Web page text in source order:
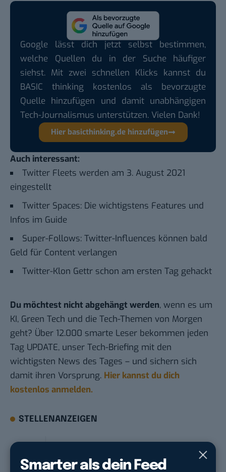
Smarter als dein Feed
Google lässt dich jetzt selbst bestimmen,
welche Quellen du in der Suche häufiger
siehst. Mit zwei schnellen Klicks kannst du
BASIC thinking kostenlos als bevorzugte
Quelle hinzufügen und damit unabhängigen
Tech-Journalismus unterstützen. Vielen Dank!
Hier basicthinking.de hinzufügen
Auch interessant:
Twitter Fleets werden am 3. August 2021
eingestellt
Twitter Spaces: Die wichtigstens Features und
Infos im Guide
Super-Follows: Twitter-Influences können bald
Geld für Content verlangen
Twitter-Klon Gettr schon am ersten Tag gehackt
Du möchtest nicht abgehängt werden, wenn es um
KI, Green Tech und die Tech-Themen von Morgen
geht? Über 12.000 smarte Leser bekommen jeden
Tag UPDATE, unser Tech-Briefing mit den
wichtigsten News des Tages – und sichern sich
damit ihren Vorsprung. Hier kannst du dich
kostenlos anmelden.
STELLENANZEIGEN
moveUP Media GmbH in Düsseldorf